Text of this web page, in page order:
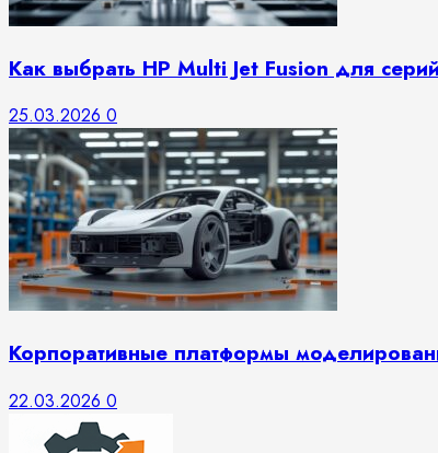
Как выбрать HP Multi Jet Fusion для
25.03.2026 0
Корпоративные платформы
22.03.2026 0